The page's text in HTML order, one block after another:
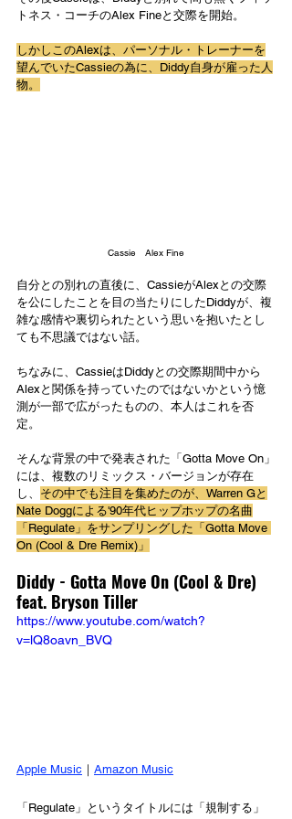
トネス・コーチのAlex Fineと交際を開始。
しかしこのAlexは、パーソナル・トレーナーを
望んでいたCassieの為に、Diddy自身が雇った人
物。
Cassie　Alex Fine
自分との別れの直後に、CassieがAlexとの交際
を公にしたことを目の当たりにしたDiddyが、複
雑な感情や裏切られたという思いを抱いたとし
ても不思議ではない話。
ちなみに、CassieはDiddyとの交際期間中から
Alexと関係を持っていたのではないかという憶
測が一部で広がったものの、本人はこれを否
定。
そんな背景の中で発表された「Gotta Move On」
には、複数のリミックス・バージョンが存在
し、 その中でも注目を集めたのが、Warren Gと
Nate Doggによる'90年代ヒップホップの名曲
「Regulate」をサンプリングした「Gotta Move
On (Cool & Dre Remix)」
Diddy - Gotta Move On (Cool & Dre)
feat. Bryson Tiller
https://www.youtube.com/watch?
v=lQ8oavn_BVQ
Apple Music ｜ Amazon Music
「Regulate」というタイトルには「規制する」